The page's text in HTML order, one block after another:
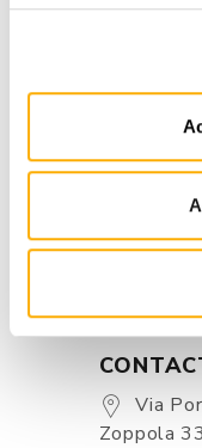
BEST PRICE
Via
Zoppola